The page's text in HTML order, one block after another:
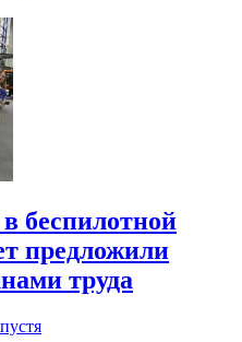
беспилотной
предложили
труда